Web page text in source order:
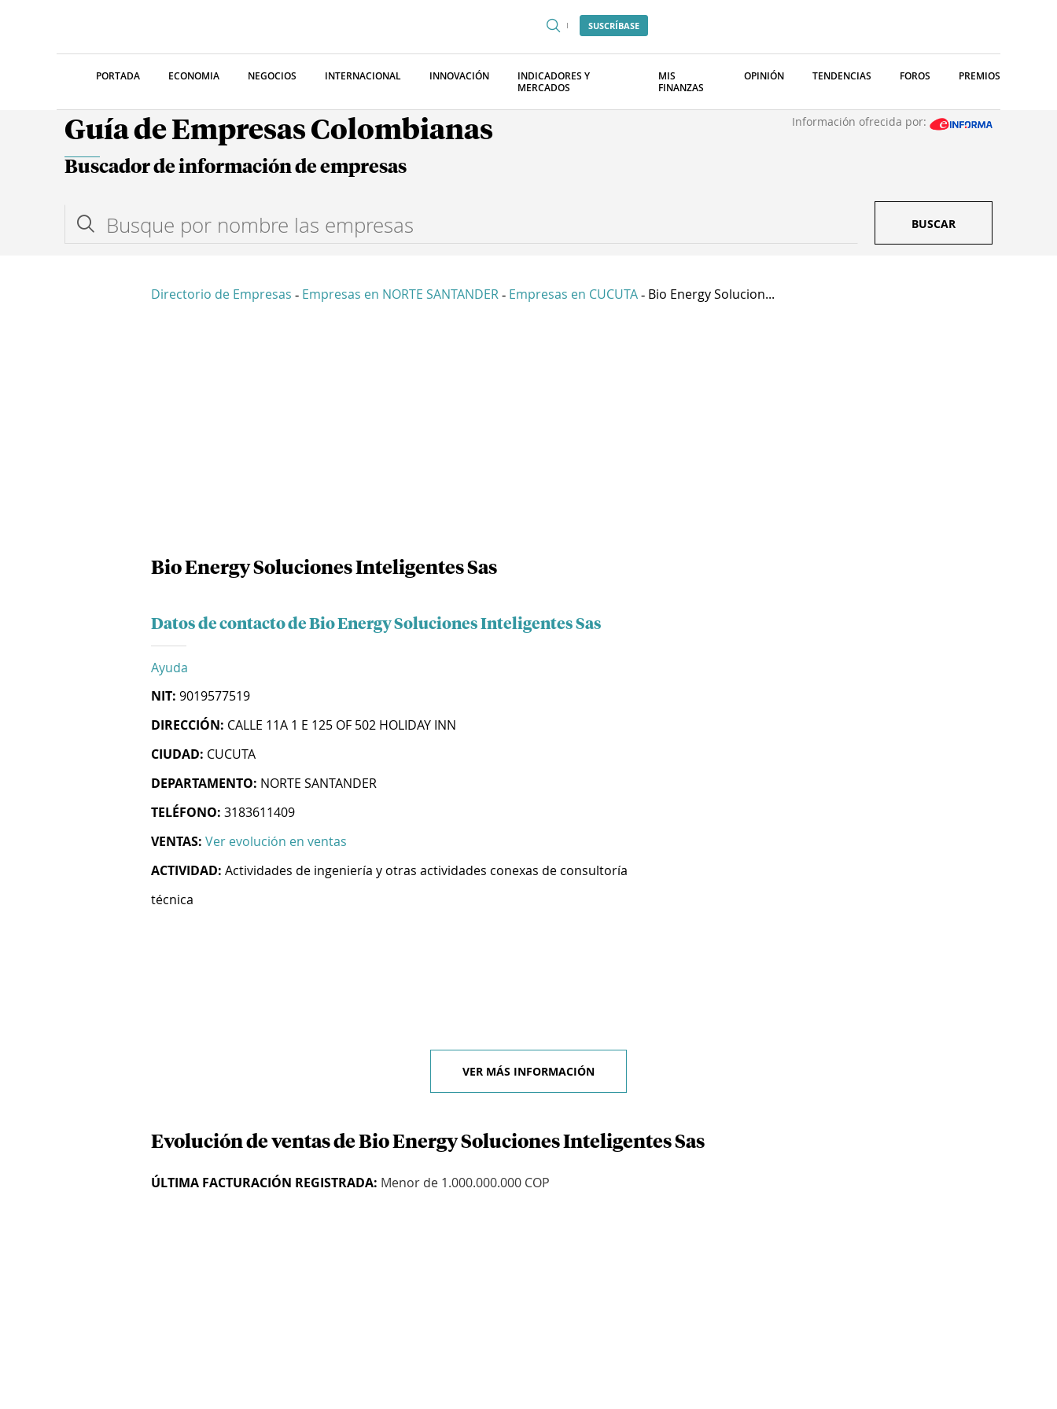
SUSCRÍBASE
PORTADA ECONOMIA NEGOCIOS INTERNACIONAL INNOVACIÓN
INDICADORES Y
MERCADOS
MIS
FINANZAS
OPINIÓN TENDENCIAS FOROS PREMIOS
Guía de Empresas Colombianas Información ofrecida por:
Buscador de información de empresas
BUSCAR
Directorio de Empresas - Empresas en NORTE SANTANDER - Empresas en CUCUTA - Bio Energy Solucion...
Bio Energy Soluciones Inteligentes Sas
Datos de contacto de Bio Energy Soluciones Inteligentes Sas
Ayuda
NIT: 9019577519
DIRECCIÓN: CALLE 11A 1 E 125 OF 502 HOLIDAY INN
CIUDAD: CUCUTA
DEPARTAMENTO: NORTE SANTANDER
TELÉFONO: 3183611409
VENTAS: Ver evolución en ventas
ACTIVIDAD: Actividades de ingeniería y otras actividades conexas de consultoría
técnica
VER MÁS INFORMACIÓN
Evolución de ventas de Bio Energy Soluciones Inteligentes Sas
ÚLTIMA FACTURACIÓN REGISTRADA: Menor de 1.000.000.000 COP